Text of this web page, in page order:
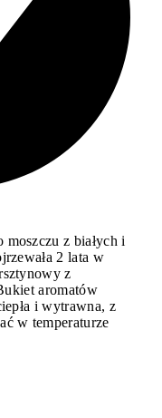
z białych i
2 lata w
z
aromatów
i wytrawna, z
w temperaturze